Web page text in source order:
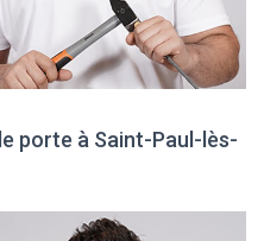
porte à Saint-Paul-lès-